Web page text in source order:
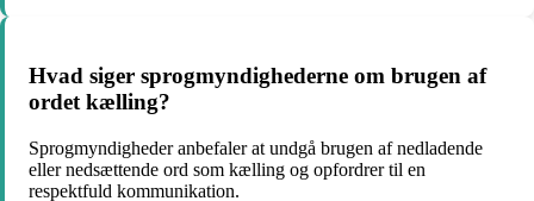
Hvad siger sprogmyndighederne om brugen af
ordet kælling?
Sprogmyndigheder anbefaler at undgå brugen af nedladende
eller nedsættende ord som kælling og opfordrer til en
respektfuld kommunikation.